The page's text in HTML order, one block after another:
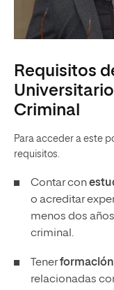
Requisitos
Criminal
Para acceder a este
requisitos.
Contar con
o acreditar
menos dos
criminal.
Tener
relacionadas